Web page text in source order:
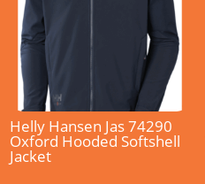
Helly Hansen Jas 74290
Oxford Hooded Softshell
Jacket